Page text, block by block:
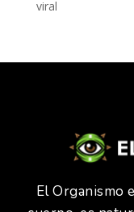
viral
El Organismo